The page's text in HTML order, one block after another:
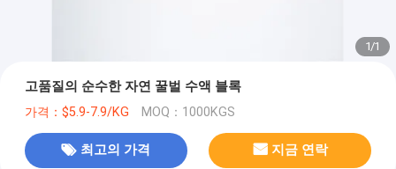
1/1
고품질의 순수한 자연 꿀벌 수액 블록
가격：$5.9-7.9/KG MOQ：1000KGS
최고의 가격 지금 연락